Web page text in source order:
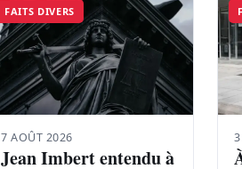
FAITS DIVERS
7 AOÛT 2026
Jean Imbert entendu à